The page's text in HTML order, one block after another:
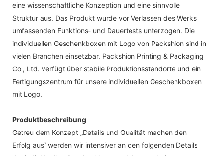
eine wissenschaftliche Konzeption und eine sinnvolle
Struktur aus. Das Produkt wurde vor Verlassen des Werks
umfassenden Funktions- und Dauertests unterzogen. Die
individuellen Geschenkboxen mit Logo von Packshion sind in
vielen Branchen einsetzbar. Packshion Printing & Packaging
Co., Ltd. verfügt über stabile Produktionsstandorte und ein
Fertigungszentrum für unsere individuellen Geschenkboxen
mit Logo.
Produktbeschreibung
Getreu dem Konzept „Details und Qualität machen den
Erfolg aus“ werden wir intensiver an den folgenden Details